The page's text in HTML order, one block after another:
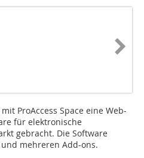
ProAccess Space eine Web-
für elektronische
gebracht. Die Software
mehreren Add-ons.